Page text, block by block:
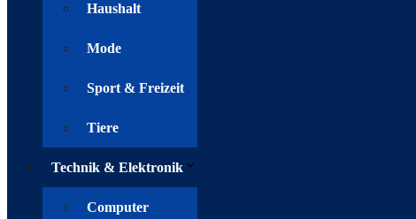
Haushalt
Mode
Sport & Freizeit
Tiere
Technik & Elektronik
Computer